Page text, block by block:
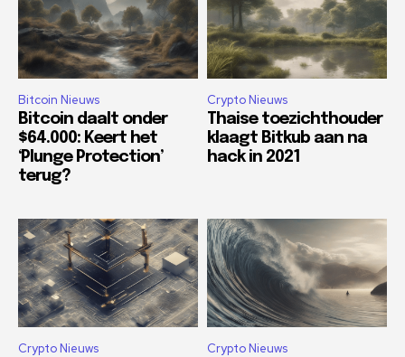
Bitcoin Nieuws
Bitcoin daalt onder
$64.000: Keert het
‘Plunge Protection’
terug?
Crypto Nieuws
Thaise toezichthouder
klaagt Bitkub aan na
hack in 2021
Crypto Nieuws Crypto Nieuws